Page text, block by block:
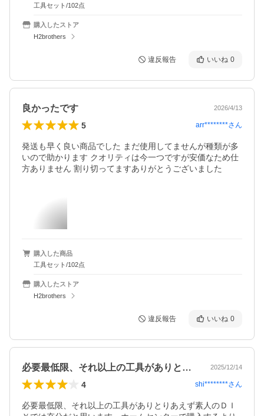
工具セット/102点
購入したストア
H2brothers
違反報告 いいね 0
良かったです 2026/4/13
5 arr********さん
発送も早く良い商品でした まだ使用してませんが種類が多
いので助かります クオリティは今一つですが安価なため仕
方ありません 割り切ってますありがとうございました
購入した商品
工具セット/102点
購入したストア
H2brothers
違反報告 いいね 0
必要最低限、それ以上の工具がありとりあ… 2025/12/14
4 shi********さん
必要最低限、それ以上の工具がありとりあえず素人のＤＩ